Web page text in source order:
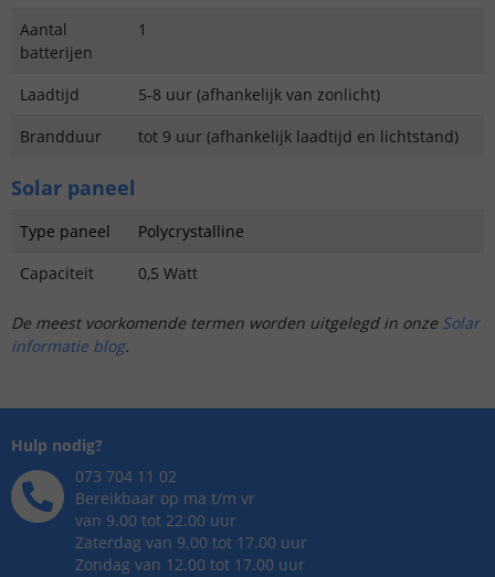
Aantal
batterijen
1
Laadtijd
5-8 uur (afhankelijk van zonlicht)
Brandduur
tot 9 uur (afhankelijk laadtijd en lichtstand)
Solar paneel
Type paneel
Polycrystalline
Capaciteit
0,5 Watt
De meest voorkomende termen worden uitgelegd in onze Solar
informatie blog.
Hulp nodig?
073 704 11 02
Bereikbaar op ma t/m vr
van 9.00 tot 22.00 uur
Zaterdag van 9.00 tot 17.00 uur
Zondag van 12.00 tot 17.00 uur